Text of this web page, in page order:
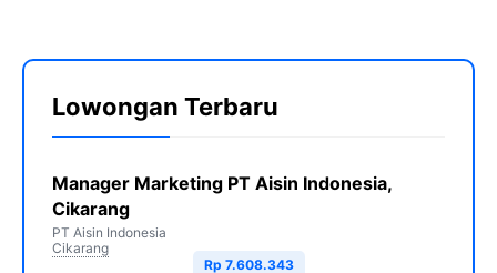
Lowongan Terbaru
Manager Marketing PT Aisin Indonesia,
Cikarang
PT Aisin Indonesia
Cikarang
Rp 7.608.343